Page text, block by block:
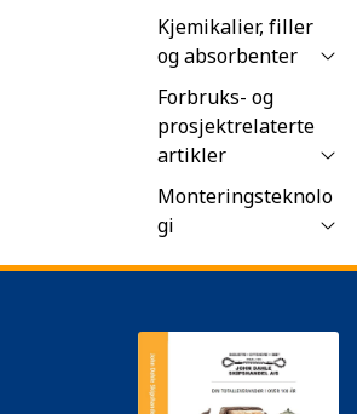
Kjemikalier, filler
og absorbenter
Forbruks- og
prosjektrelaterte
artikler
Monteringsteknolo
gi